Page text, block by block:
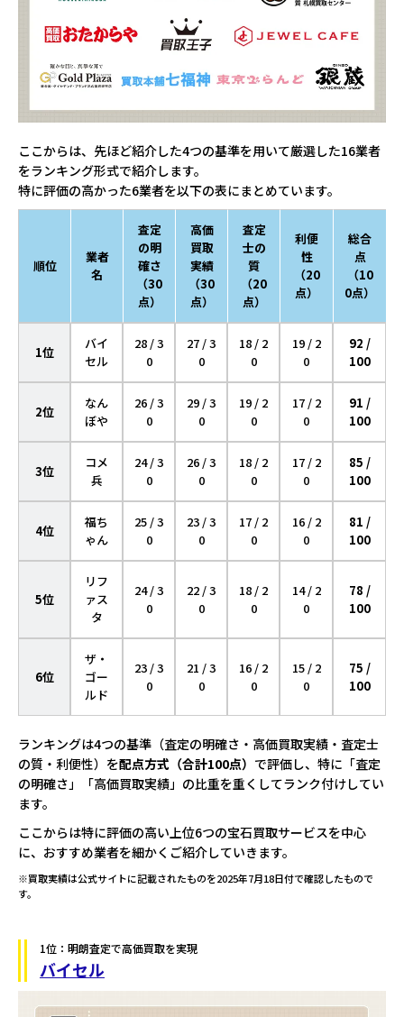
ここからは、先ほど紹介した4つの基準を用いて厳選した16業者
をランキング形式で紹介します。
特に評価の高かった6業者を以下の表にまとめています。
順位
業者
名
査定
の明
確さ
（30
点）
高価
買取
実績
（30
点）
査定
士の
質
（20
点）
利便
性
（20
点）
総合
点
（10
0点）
1位
バイ
セル
28 / 3
0
27 / 3
0
18 / 2
0
19 / 2
0
92 /
100
2位
なん
ぼや
26 / 3
0
29 / 3
0
19 / 2
0
17 / 2
0
91 /
100
3位
コメ
兵
24 / 3
0
26 / 3
0
18 / 2
0
17 / 2
0
85 /
100
4位
福ち
ゃん
25 / 3
0
23 / 3
0
17 / 2
0
16 / 2
0
81 /
100
5位
リフ
ァス
タ
24 / 3
0
22 / 3
0
18 / 2
0
14 / 2
0
78 /
100
6位
ザ・
ゴー
ルド
23 / 3
0
21 / 3
0
16 / 2
0
15 / 2
0
75 /
100
ランキングは4つの基準（査定の明確さ・高価買取実績・査定士
の質・利便性）を配点方式（合計100点） で評価し、特に「査定
の明確さ」「高価買取実績」の比重を重くしてランク付けしてい
ます。
ここからは特に評価の高い上位6つの宝石買取サービスを中心
に、おすすめ業者を細かくご紹介していきます。
※買取実績は公式サイトに記載されたものを2025年7月18日付で確認したもので
す。
1位：明朗査定で高価買取を実現
バイセル